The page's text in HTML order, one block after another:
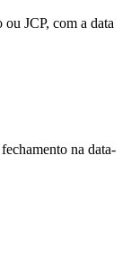
JCP, com a data
na data-